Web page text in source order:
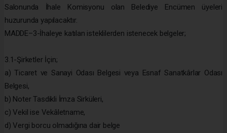
Salonunda İhale Komisyonu olan Belediye Encümen üyeleri
huzurunda yapılacaktır.
MADDE–3-İhaleye katılan isteklilerden istenecek belgeler;
3.1-Şirketler İçin;
a) Ticaret ve Sanayi Odası Belgesi veya Esnaf Sanatkârlar Odası
Belgesi,
b) Noter Tasdikli İmza Sirküleri,
c) Vekil ise Vekâletname,
d) Vergi borcu olmadığına dair belge